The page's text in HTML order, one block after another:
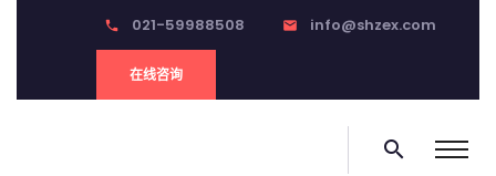
phone 021-59988508 email info@shzex.com
在线咨询
search